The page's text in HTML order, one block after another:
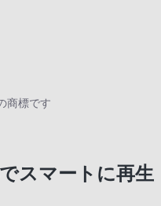
商標です
スマートに再生